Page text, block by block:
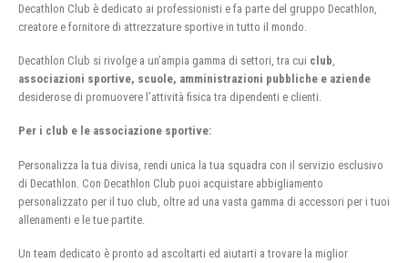
Decathlon Club è dedicato ai professionisti e fa parte del gruppo Decathlon,
creatore e fornitore di attrezzature sportive in tutto il mondo.
Decathlon Club si rivolge a un’ampia gamma di settori, tra cui club
associazioni sportive, scuole, amministrazioni pubbliche e aziende
desiderose di promuovere l’attività fisica tra dipendenti e clienti.
Per i club e le associazione sportive:
Personalizza la tua divisa, rendi unica la tua squadra con il servizio esclusivo
di Decathlon. Con Decathlon Club puoi acquistare abbigliamento
personalizzato per il tuo club, oltre ad una vasta gamma di accessori per i tuoi
allenamenti e le tue partite.
Un team dedicato è pronto ad ascoltarti ed aiutarti a trovare la miglior